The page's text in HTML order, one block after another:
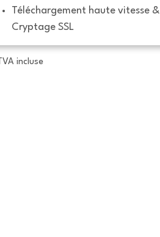
Téléchargement haute vitesse &
Cryptage SSL
TVA incluse